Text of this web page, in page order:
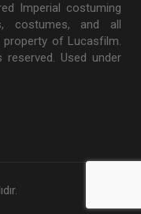
Imperial costuming
costumes, and all
of Lucasfilm.
Used under